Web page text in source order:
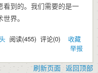
看到的。我们需要的是一
界。
阅读(455) 评论(0) 收藏
举报
刷新页面 返回顶部